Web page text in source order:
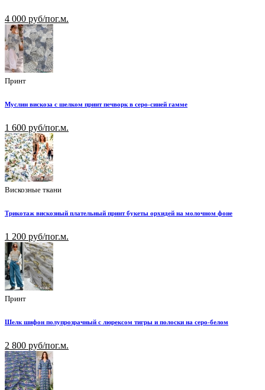
4 000 руб/пог.м.
Принт
Муслин вискоза с шелком принт печворк в серо-синей гамме
1 600 руб/пог.м.
Вискозные ткани
Трикотаж вискозный плательный принт букеты орхидей на молочном фоне
1 200 руб/пог.м.
Принт
Шелк шифон полупрозрачный с люрексом тигры и полоски на серо-белом
2 800 руб/пог.м.